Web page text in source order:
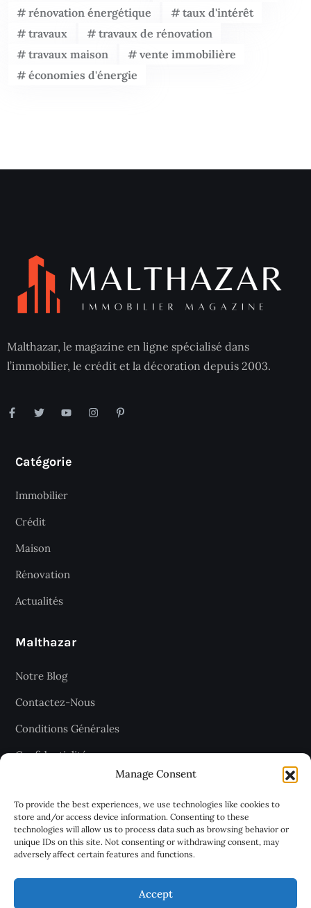
Manage Consent
To provide the best experiences, we use technologies like cookies to
store and/or access device information. Consenting to these
technologies will allow us to process data such as browsing behavior or
unique IDs on this site. Not consenting or withdrawing consent, may
adversely affect certain features and functions.
Accept
rénovation énergétique
taux d'intérêt
travaux
travaux de rénovation
travaux maison
vente immobilière
économies d'énergie
Malthazar, le magazine en ligne spécialisé dans
l’immobilier, le crédit et la décoration depuis 2003.
Catégorie
Immobilier
Crédit
Maison
Rénovation
Actualités
Malthazar
Notre Blog
Contactez-Nous
Conditions Générales
Confidentialité
Recevez les dernières articles
chaque jour